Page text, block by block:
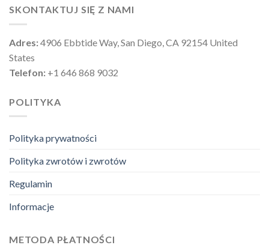
SKONTAKTUJ SIĘ Z NAMI
Adres:4906 Ebbtide Way, San Diego, CA 92154 United
States
Telefon: +1 646 868 9032
POLITYKA
Polityka prywatności
Polityka zwrotów i zwrotów
Regulamin
Informacje
METODA PŁATNOŚCI